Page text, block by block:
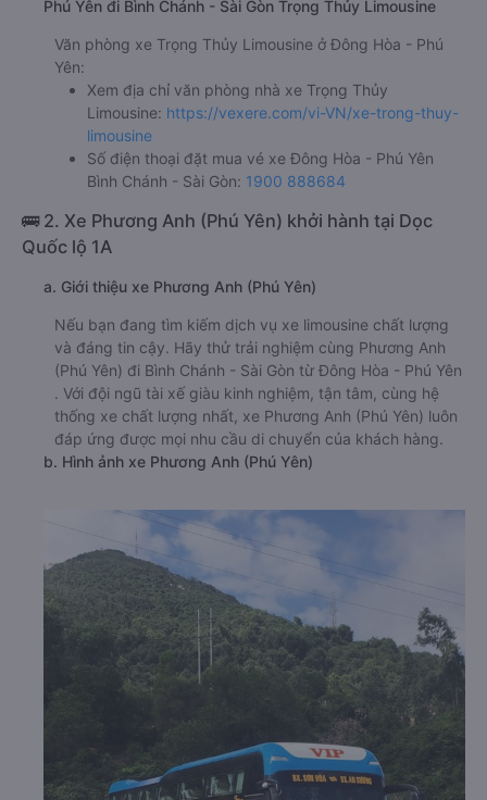
Phú Yên đi Bình Chánh - Sài Gòn Trọng Thủy Limousine
Văn phòng xe Trọng Thủy Limousine ở Đông Hòa - Phú
Yên:
Xem địa chỉ văn phòng nhà xe Trọng Thủy
Limousine: https://vexere.com/vi-VN/xe-trong-thuy-
limousine
Số điện thoại đặt mua vé xe Đông Hòa - Phú Yên
Bình Chánh - Sài Gòn: 1900 888684
🚌 2. Xe Phương Anh (Phú Yên) khởi hành tại Dọc
Quốc lộ 1A
a. Giới thiệu xe Phương Anh (Phú Yên)
Nếu bạn đang tìm kiếm dịch vụ xe limousine chất lượng
và đáng tin cậy. Hãy thử trải nghiệm cùng Phương Anh
(Phú Yên) đi Bình Chánh - Sài Gòn từ Đông Hòa - Phú Yên
. Với đội ngũ tài xế giàu kinh nghiệm, tận tâm, cùng hệ
thống xe chất lượng nhất, xe Phương Anh (Phú Yên) luôn
đáp ứng được mọi nhu cầu di chuyển của khách hàng.
b. Hình ảnh xe Phương Anh (Phú Yên)